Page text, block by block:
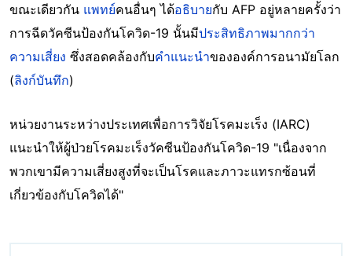
ขณะเดียวกัน แพทย์คนอื่นๆ ได้อธิบายกับ AFP อยู่หลายครั้งว่า
การฉีดวัคซีนป้องกันโควิด-19 นั้นมีประสิทธิภาพมากกว่า
ความเสี่ยง ซึ่งสอดคล้องกับคำแนะนำขององค์การอนามัยโลก
(ลิงก์บันทึก)
หน่วยงานระหว่างประเทศเพื่อการวิจัยโรคมะเร็ง (IARC)
แนะนำให้ผู้ป่วยโรคมะเร็งวัคซีนป้องกันโควิด-19 "เนื่องจาก
พวกเขามีความเสี่ยงสูงที่จะเป็นโรคและภาวะแทรกซ้อนที่
เกี่ยวข้องกับโควิดได้"